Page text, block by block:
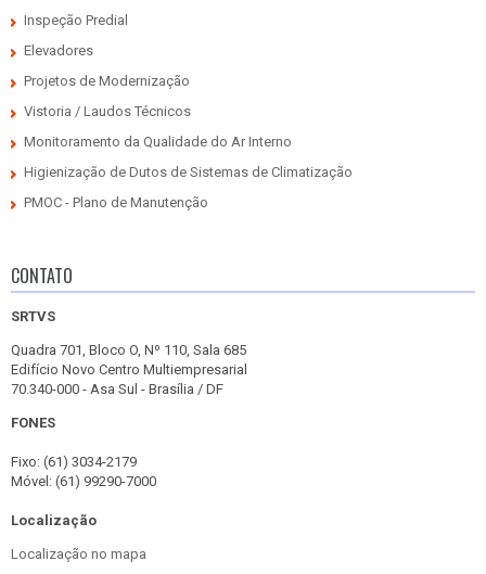
Inspeção Predial
Elevadores
Projetos de Modernização
Vistoria / Laudos Técnicos
Monitoramento da Qualidade do Ar Interno
Higienização de Dutos de Sistemas de Climatização
PMOC - Plano de Manutenção
CONTATO
SRTVS
Quadra 701, Bloco O, Nº 110, Sala 685
Edifício Novo Centro Multiempresarial
70.340-000 - Asa Sul - Brasília / DF
FONES
Fixo: (61) 3034-2179
Móvel: (61) 99290-7000
Localização
Localização no mapa